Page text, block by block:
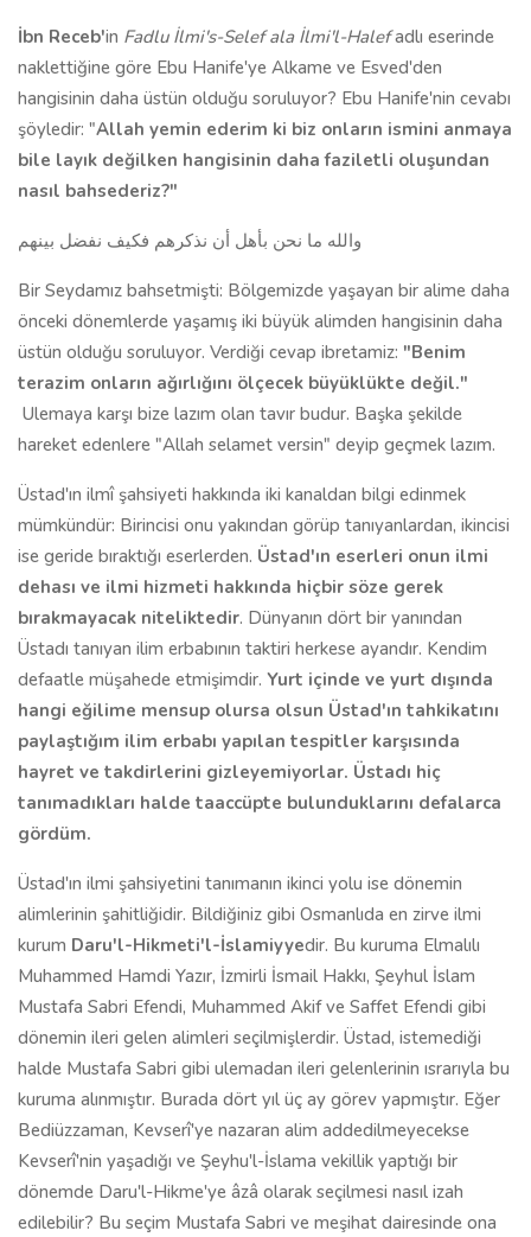
İbn Receb'in Fadlu İlmi's-Selef ala İlmi'l-Halefadlı eserinde
naklettiğine göre Ebu Hanife'ye Alkame ve Esved'den
hangisinin daha üstün olduğu soruluyor? Ebu Hanife'nin cevabı
şöyledir: "Allah yemin ederim ki biz onların ismini anmaya
bile layık değilken hangisinin daha faziletli oluşundan
nasıl bahsederiz?"
والله ما نحن بأهل أن نذكرهم فكيف نفضل بينهم
Bir Seydamız bahsetmişti: Bölgemizde yaşayan bir alime daha
önceki dönemlerde yaşamış iki büyük alimden hangisinin daha
üstün olduğu soruluyor. Verdiği cevap ibretamiz: "Benim
terazim onların ağırlığını ölçecek büyüklükte değil."
Ulemaya karşı bize lazım olan tavır budur. Başka şekilde
hareket edenlere "Allah selamet versin" deyip geçmek lazım.
Üstad'ın ilmî şahsiyeti hakkında iki kanaldan bilgi edinmek
mümkündür: Birincisi onu yakından görüp tanıyanlardan, ikincisi
ise geride bıraktığı eserlerden. Üstad'ın eserleri onun ilmi
dehası ve ilmi hizmeti hakkında hiçbir söze gerek
bırakmayacak niteliktedir. Dünyanın dört bir yanından
Üstadı tanıyan ilim erbabının taktiri herkese ayandır. Kendim
defaatle müşahede etmişimdir. Yurt içinde ve yurt dışında
hangi eğilime mensup olursa olsun Üstad'ın tahkikatını
paylaştığım ilim erbabı yapılan tespitler karşısında
hayret ve takdirlerini gizleyemiyorlar. Üstadı hiç
tanımadıkları halde taaccüpte bulunduklarını defalarca
gördüm.
Üstad'ın ilmi şahsiyetini tanımanın ikinci yolu ise dönemin
alimlerinin şahitliğidir. Bildiğiniz gibi Osmanlıda en zirve ilmi
kurum Daru'l-Hikmeti'l-İslamiyyedir. Bu kuruma Elmalılı
Muhammed Hamdi Yazır, İzmirli İsmail Hakkı, Şeyhul İslam
Mustafa Sabri Efendi, Muhammed Akif ve Saffet Efendi gibi
dönemin ileri gelen alimleri seçilmişlerdir. Üstad, istemediği
halde Mustafa Sabri gibi ulemadan ileri gelenlerinin ısrarıyla bu
kuruma alınmıştır. Burada dört yıl üç ay görev yapmıştır. Eğer
Bediüzzaman, Kevserî'ye nazaran alim addedilmeyecekse
Kevserî'nin yaşadığı ve Şeyhu'l-İslama vekillik yaptığı bir
dönemde Daru'l-Hikme'ye âzâ olarak seçilmesi nasıl izah
edilebilir? Bu seçim Mustafa Sabri ve meşihat dairesinde ona